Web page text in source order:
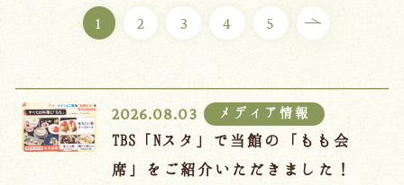
1 2 3 4 5
2026.08.03 メディア情報
TBS「Nスタ」で当館の「もも会
席」をご紹介いただきました！
お部屋からプランを選ぶ
空室カレンダーから選ぶ